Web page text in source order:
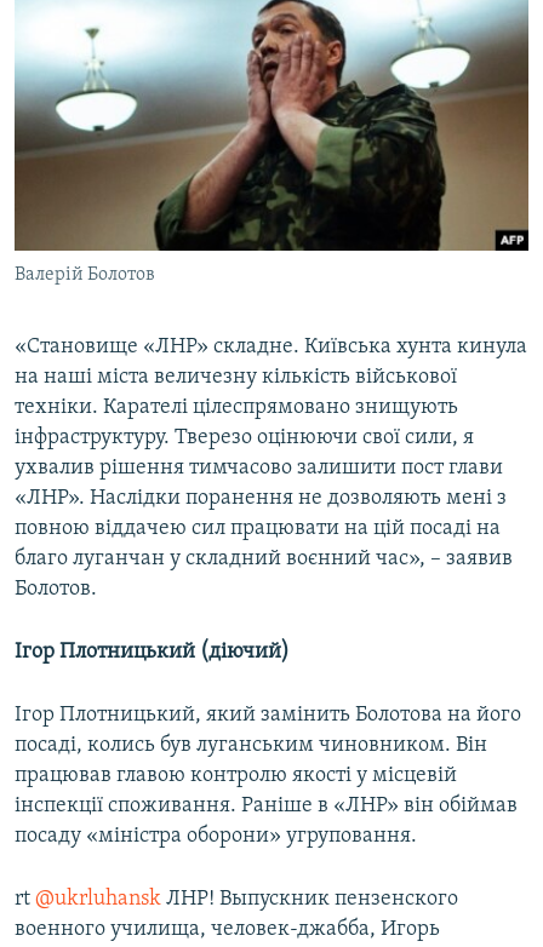
Валерій Болотов
«Становище «ЛНР» складне. Київська хунта кинула
на наші міста величезну кількість військової
техніки. Карателі цілеспрямовано знищують
інфраструктуру. Тверезо оцінюючи свої сили, я
ухвалив рішення тимчасово залишити пост глави
«ЛНР». Наслідки поранення не дозволяють мені з
повною віддачею сил працювати на цій посаді на
благо луганчан у складний воєнний час», – заявив
Болотов.
Ігор Плотницький (діючий)
Ігор Плотницький, який замінить Болотова на його
посаді, колись був луганським чиновником. Він
працював главою контролю якості у місцевій
інспекції споживання. Раніше в «ЛНР» він обіймав
посаду «міністра оборони» угруповання.
rt @ukrluhansk ЛНР! Выпускник пензенского
военного училища, человек-джабба, Игорь